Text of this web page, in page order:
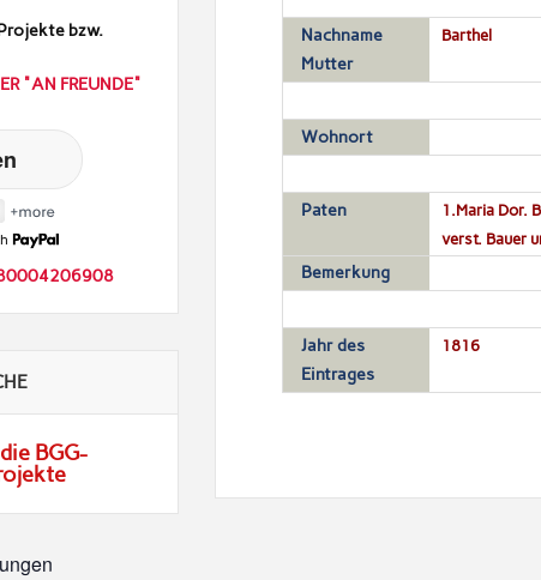
Nachname
Mutter
Barthel
Wohnort
Paten
1.Maria Dor.
verst. Bauer
Bemerkung
Jahr des
Eintrages
1816
bzw.
"AN FREUNDE"
BGG-